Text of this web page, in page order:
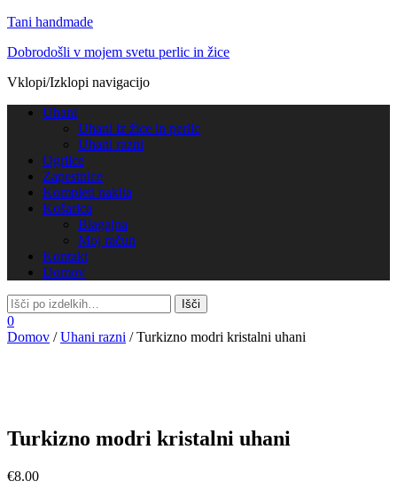
Tani handmade
Dobrodošli v mojem svetu perlic in žice
Vklopi/Izklopi navigacijo
Uhani
Uhani iz žice in perlic
Uhani razni
Ogrlice
Zapestnice
Kompleti nakita
Košarica
Blagajna
Moj račun
Kontakt
Domov
0
Domov /Uhani razni / Turkizno modri kristalni uhani
Turkizno modri kristalni uhani
€8.00